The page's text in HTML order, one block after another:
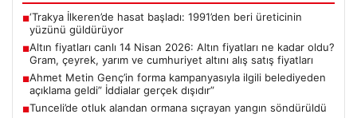
■‘Trakya İlkeren’de hasat başladı: 1991’den beri üreticinin
yüzünü güldürüyor
■Altın fiyatları canlı 14 Nisan 2026: Altın fiyatları ne kadar oldu?
Gram, çeyrek, yarım ve cumhuriyet altını alış satış fiyatları
■Ahmet Metin Genç’in forma kampanyasıyla ilgili belediyeden
açıklama geldi” İddialar gerçek dışıdır”
■Tunceli’de otluk alandan ormana sıçrayan yangın söndürüldü